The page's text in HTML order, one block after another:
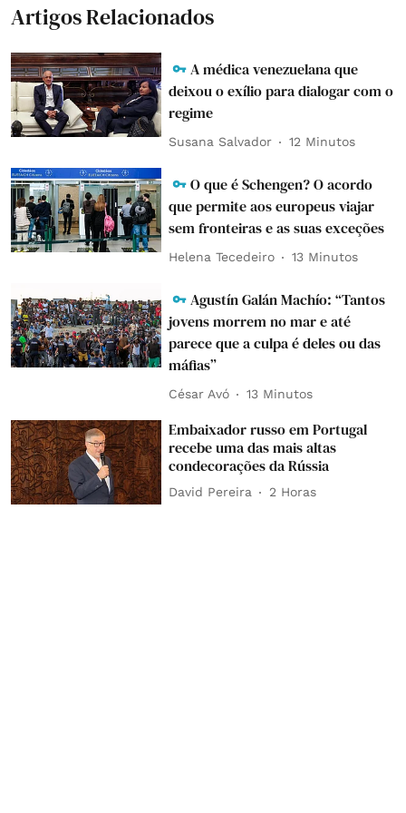
Artigos Relacionados
A médica venezuelana que
deixou o exílio para dialogar com o
regime
Susana Salvador 12 Minutos
O que é Schengen? O acordo
que permite aos europeus viajar
sem fronteiras e as suas exceções
Helena Tecedeiro 13 Minutos
Agustín Galán Machío: “Tantos
jovens morrem no mar e até
parece que a culpa é deles ou das
máfias”
César Avó 13 Minutos
Embaixador russo em Portugal
recebe uma das mais altas
condecorações da Rússia
David Pereira 2 Horas